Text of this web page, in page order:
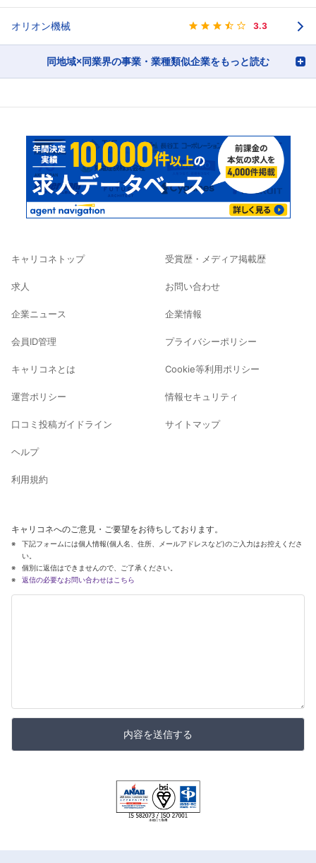
オリオン機械 3.3
同地域×同業界の事業・業種類似企業をもっと読む
キャリコネトップ
求人
企業ニュース
会員ID管理
キャリコネとは
運営ポリシー
口コミ投稿ガイドライン
ヘルプ
利用規約
受賞歴・メディア掲載歴
お問い合わせ
企業情報
プライバシーポリシー
Cookie等利用ポリシー
情報セキュリティ
サイトマップ
キャリコネへのご意見・ご要望をお待ちしております。
下記フォームには個人情報(個人名、住所、メールアドレスなど)のご入力はお控えくださ
い。
個別に返信はできませんので、ご了承ください。
返信の必要なお問い合わせはこちら
内容を送信する